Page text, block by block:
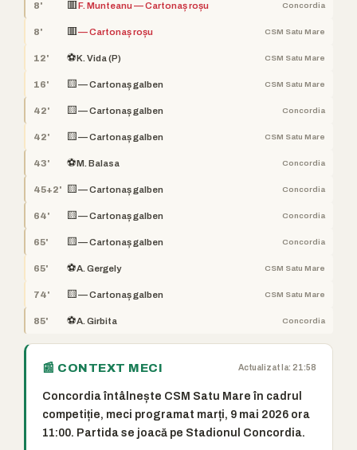
8' 🟥F. Munteanu — Cartonaș roșu Concordia
8' 🟥— Cartonaș roșu CSM Satu Mare
12' ⚽K. Vida (P) CSM Satu Mare
16' 🟨 — Cartonaș galben CSM Satu Mare
42' 🟨 — Cartonaș galben Concordia
42' 🟨 — Cartonaș galben CSM Satu Mare
43' ⚽M. Balasa Concordia
45+2' 🟨 — Cartonaș galben Concordia
64' 🟨 — Cartonaș galben Concordia
65' 🟨 — Cartonaș galben Concordia
65' ⚽A. Gergely CSM Satu Mare
74' 🟨 — Cartonaș galben CSM Satu Mare
85' ⚽A. Girbita Concordia
📰 CONTEXT MECI Actualizat la: 21:58
Concordia întâlnește CSM Satu Mare în cadrul
competiție, meci programat marți, 9 mai 2026 ora
11:00. Partida se joacă pe Stadionul Concordia.